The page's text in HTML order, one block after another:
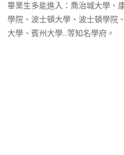
畢業生多能進入：喬治城大學、
學院、波士頓大學、波士頓學院
大學、賓州大學...等知名學府。